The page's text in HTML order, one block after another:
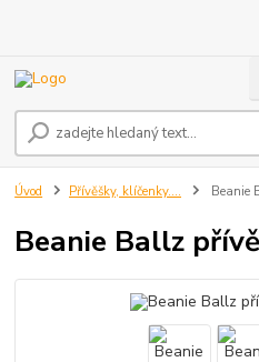
Úvod Přívěšky, klíčenky.... Beanie
Beanie Ballz